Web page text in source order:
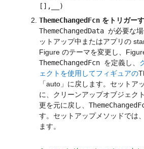
[],__)
ThemeChangedFcnをトリガー
ThemeChangedData が必要な
ットアップ中またはアプリの
Figure のテーマを変更し、
ThemeChangedFcn を定義し、
ェクトを使用してフィギュアの
「auto」に戻します。セットア
に、クリーンアップオブジェク
更を元に戻し、
す。セットアップメソッドでは
ます。